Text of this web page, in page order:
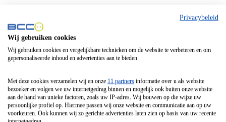
Fitelli
Airfryer
Frituurpan
Contactgrill
Broodbakmachine
Broodrooster
Privacybeleid
Wij gebruiken cookies
Wij gebruiken cookies en vergelijkbare technieken om de website te verbeteren en om
gepersonaliseerde inhoud en advertenties aan te bieden.
Met deze cookies verzamelen wij en onze 11 partners informatie over u als website
bezoeker en volgen we uw internetgedrag binnen en mogelijk ook buiten onze website
aan de hand van unieke factoren, zoals uw IP-adres. Wij bouwen op die wijze uw
persoonlijke profiel op. Hiermee passen wij onze website en communicatie aan op uw
voorkeuren. Ook kunnen wij zo gerichte advertenties laten zien op basis van uw recente